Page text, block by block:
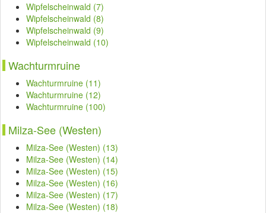
Wipfelscheinwald (7)
Wipfelscheinwald (8)
Wipfelscheinwald (9)
Wipfelscheinwald (10)
Wachturmruine
Wachturmruine (11)
Wachturmruine (12)
Wachturmruine (100)
Milza-See (Westen)
Milza-See (Westen) (13)
Milza-See (Westen) (14)
Milza-See (Westen) (15)
Milza-See (Westen) (16)
Milza-See (Westen) (17)
Milza-See (Westen) (18)